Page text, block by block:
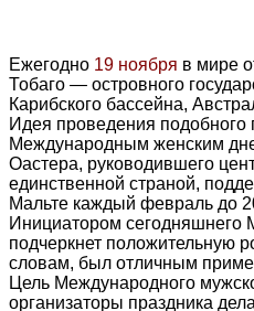
Ежегодно 19 ноября в мире
Тобаго — островного
Карибского бассейна,
Идея проведения
Международным женским
Оастера, руководившего
единственной страной,
Мальте каждый февраль до
Инициатором сегодняшнего
подчеркнет положительную
словам, был отличным
Цель Международного
организаторы праздника